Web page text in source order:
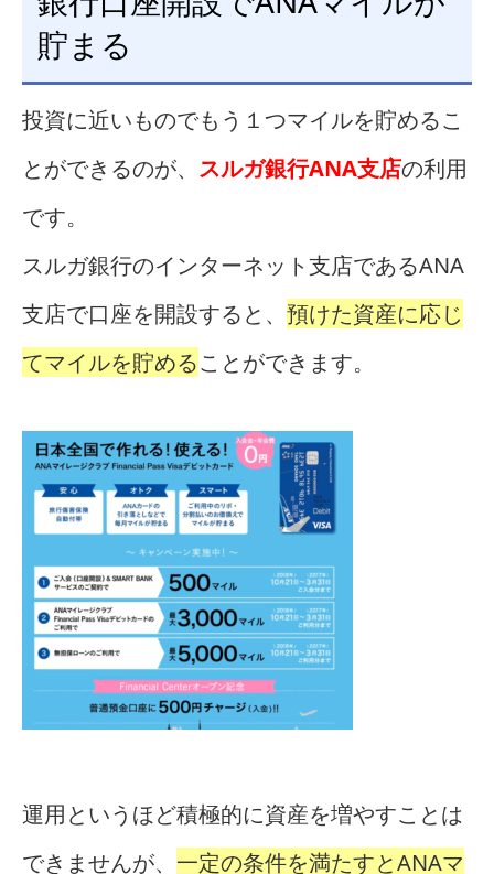
貯まる
投資に近いものでもう１つマイルを貯めるこ
とができるのが、 スルガ銀行ANA支店の利用
です。
スルガ銀行のインターネット支店であるANA
支店で口座を開設すると、 預けた資産に応じ
てマイルを貯めることができます。
運用というほど積極的に資産を増やすことは
できませんが、 一定の条件を満たすとANAマ